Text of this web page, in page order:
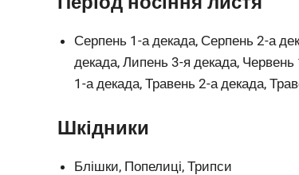
Серпень 1-а декада, Серпень 2-а
декада, Липень 3-я декада,
1-а декада, Травень 2-а декада,
Шкідники
Блішки, Попелиці, Трипси